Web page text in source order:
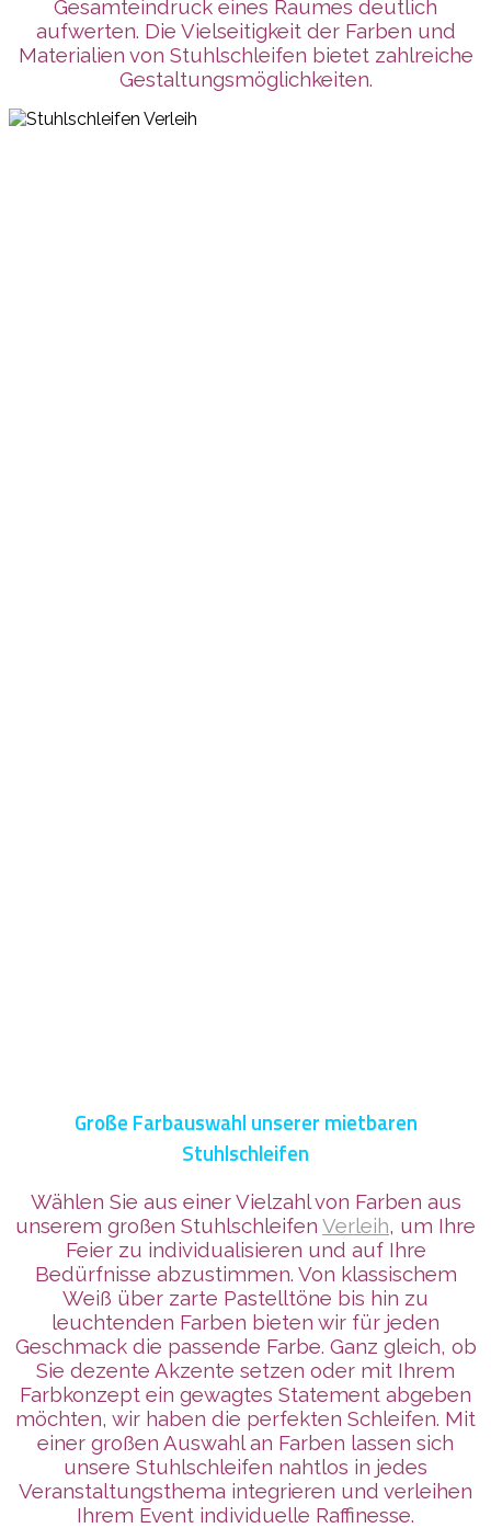
Gesamteindruck eines Raumes deutlich
aufwerten. Die Vielseitigkeit der Farben und
Materialien von Stuhlschleifen bietet zahlreiche
Gestaltungsmöglichkeiten.
Große Farbauswahl unserer mietbaren
Stuhlschleifen
Wählen Sie aus einer Vielzahl von Farben aus
unserem großen Stuhlschleifen Verleih, um Ihre
Feier zu individualisieren und auf Ihre
Bedürfnisse abzustimmen. Von klassischem
Weiß über zarte Pastelltöne bis hin zu
leuchtenden Farben bieten wir für jeden
Geschmack die passende Farbe. Ganz gleich, ob
Sie dezente Akzente setzen oder mit Ihrem
Farbkonzept ein gewagtes Statement abgeben
möchten, wir haben die perfekten Schleifen. Mit
einer großen Auswahl an Farben lassen sich
unsere Stuhlschleifen nahtlos in jedes
Veranstaltungsthema integrieren und verleihen
Ihrem Event individuelle Raffinesse.